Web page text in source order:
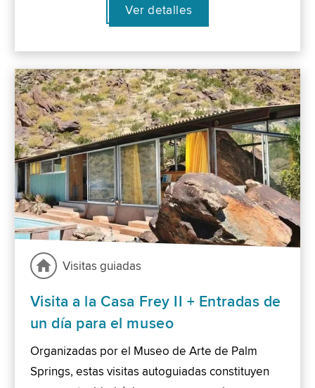
Ver detalles
Visitas guiadas
Visita a la Casa Frey II + Entradas de
un día para el museo
Organizadas por el Museo de Arte de Palm
Springs, estas visitas autoguiadas constituyen